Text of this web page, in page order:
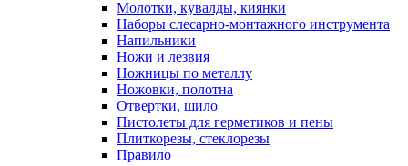
Молотки, кувалды, киянки
Наборы слесарно-монтажного инструмента
Напильники
Ножи и лезвия
Ножницы по металлу
Ножовки, полотна
Отвертки, шило
Пистолеты для герметиков и пены
Плиткорезы, стеклорезы
Правило